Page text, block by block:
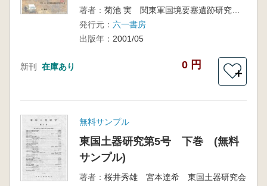
著者：
菊池 実 関東軍国境要塞遺跡研究会 編
発行元： 六一書房
出版年： 2001/05
新刊 在庫あり 0 円
＋
無料サンプル
東国土器研究第5号 下巻 (無料
サンプル)
著者： 桜井秀雄 宮本達希 東国土器研究会